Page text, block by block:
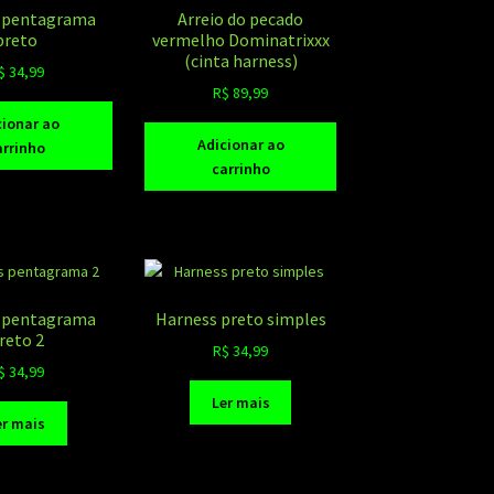
34,99
ao
Arreio do pecado
vermelho Dominatrixxx
(cinta harness)
R$ 89,99
Adicionar ao
carrinho
2
34,99
mais
Harness preto simples
R$ 34,99
Ler mais